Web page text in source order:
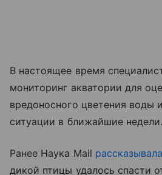
В настоящее время
мониторинг акватории для
вредоносного цветения воды
ситуации в ближайшие недели.
Ранее Наука Mail рассказывала
дикой птицы удалось спасти